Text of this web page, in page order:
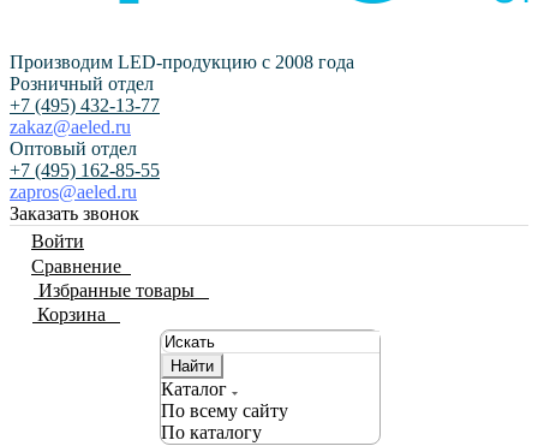
Производим LED-продукцию с 2008 года
Розничный отдел
+7 (495) 432-13-77
zakaz@aeled.ru
Оптовый отдел
+7 (495) 162-85-55
zapros@aeled.ru
Заказать звонок
Войти
Сравнение
Избранные товары
Корзина
Найти
Каталог
По всему сайту
По каталогу